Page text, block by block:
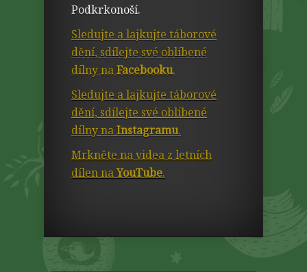
Podkrkonoší.
Sledujte a lajkujte táborové
dění, sdílejte své oblíbené
dílny naFacebooku.
Sledujte a lajkujte táborové
dění, sdílejte své oblíbené
dílny naInstagramu.
Mrkněte na videa z letních
dílen naYouTube.